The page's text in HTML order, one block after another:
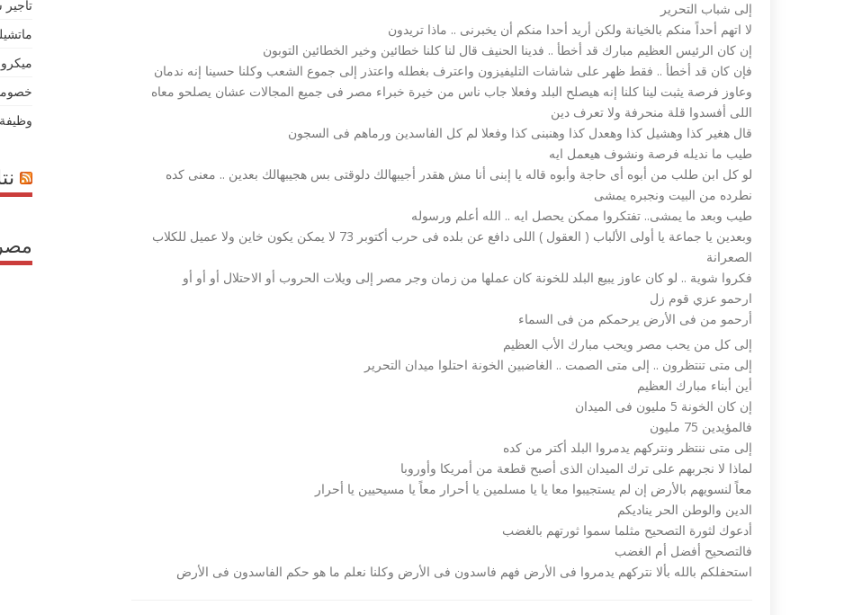
إلى شباب التحرير
لا اتهم أحداً منكم بالخيانة ولكن أريد أحدا منكم أن يخبرنى .. ماذا تريدون
إن كان الرئيس العظيم مبارك قد أخطأ .. فدينا الحنيف قال لنا كلنا خطائين وخير الخطائين التوبون
فإن كان قد أخطأ .. فقط ظهر على شاشات التليفيزون واعترف بغطله واعتذر إلى جموع الشعب وكلنا حسينا إنه ندمان
وعاوز فرصة يثبت لينا كلنا إنه هيصلح البلد وفعلا جاب ناس من خيرة خبراء مصر فى جميع المجالات عشان يصلحو معاه
اللى أفسدوا قلة منحرفة ولا تعرف دين
قال هغير كذا وهشيل كذا وهعدل كذا وهنبنى كذا وفعلا لم كل الفاسدين ورماهم فى السجون
طيب ما نديله فرصة ونشوف هيعمل ايه
لو كل ابن طلب من أبوه أى حاجة وأبوه قاله يا إبنى أنا مش هقدر أجيبهالك دلوقتى بس هجيبهالك بعدين .. معنى كده
نطرده من البيت ونجبره يمشى
طيب وبعد ما يمشى.. تفتكروا ممكن يحصل ايه .. الله أعلم ورسوله
وبعدين يا جماعة يا أولى الألباب ( العقول ) اللى دافع عن بلده فى حرب أكتوبر 73 لا يمكن يكون خاين ولا عميل للكلاب
الصعرانة
فكروا شوية .. لو كان عاوز يبيع البلد للخونة كان عملها من زمان وجر مصر إلى ويلات الحروب أو الاحتلال أو أو أو
ارحمو عزي قوم زل
أرحمو من فى الأرض يرحمكم من فى السماء
إلى كل من يحب مصر ويحب مبارك الأب العظيم
إلى متى تنتظرون .. إلى متى الصمت .. الغاضبين الخونة احتلوا ميدان التحرير
أين أبناء مبارك العظيم
إن كان الخونة 5 مليون فى الميدان
فالمؤيدين 75 مليون
إلى متى ننتظر ونتركهم يدمروا البلد أكتر من كده
لماذا لا نجربهم على ترك الميدان الذى أصبح قطعة من أمريكا وأوروبا
معاً لنسويهم بالأرض إن لم يستجيبوا معا يا يا مسلمين يا أحرار معاً يا مسيحيين يا أحرار
الدين والوطن الحر يناديكم
أدعوك لثورة التصحيح مثلما سموا ثورتهم بالغضب
فالتصحيح أفضل أم الغضب
استحفلكم بالله بألا نتركهم يدمروا فى الأرض فهم فاسدون فى الأرض وكلنا نعلم ما هو حكم الفاسدون فى الأرض